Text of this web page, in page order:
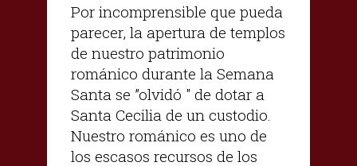
Por incomprensible que pueda
parecer, la apertura de templos
de nuestro patrimonio
románico durante la Semana
Santa se ”olvidó " de dotar a
Santa Cecilia de un custodio.
Nuestro románico es uno de
los escasos recursos de los